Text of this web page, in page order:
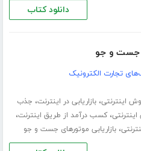
دانلود کتاب
جست و جو
تجارت الکترونیک
اینترنتی،بازاریابی در اینترنت، جذب
اینترنتی،کسب درآمد از طریق اینترنت،
،بازاریابی موتورهای جست و جو